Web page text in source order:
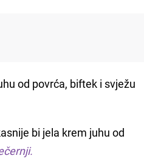
od povrća, biftek i svježu
bi jela krem juhu od